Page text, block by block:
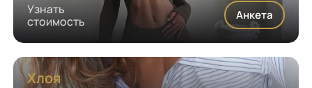
Узнать
стоимость
Анкета
Хлоя